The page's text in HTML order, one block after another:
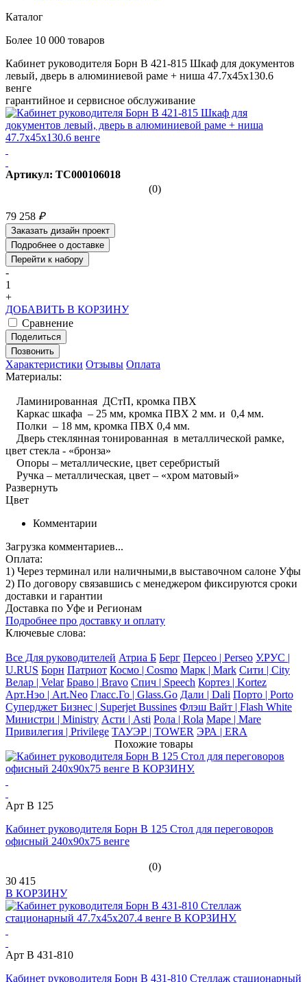
Каталог
Более 10 000 товаров
Кабинет руководителя Борн B 421-815 Шкаф для документов
левый, дверь в алюминиевой раме + ниша 47.7x45x130.6
венге
гарантийное и сервисное обслуживание
Артикул: ТС000106018
(0)
79 258 ₽
Заказать дизайн проект
Подробнее о доставке
Перейти к набору
-
1
+
ДОБАВИТЬ В КОРЗИНУ
Сравнение
Поделиться
Позвонить
Характеристики Отзывы Оплата
Материалы:
Ламинированная ДСтП, кромка ПВХ
Каркас шкафа – 25 мм, кромка ПВХ 2 мм. и 0,4 мм.
Полки – 18 мм, кромка ПВХ 0,4 мм.
Дверь стеклянная тонированная в металлической рамке,
цвет стекла - «бронза»
Опоры – металлические, цвет серебристый
Ручка – металлическая, цвет – «хром матовый»
Развернуть
Цвет
Комментарии
Загрузка комментариев...
Оплата:
1) Через терминал или наличными,в выставочном салоне Уфы
2) По договору связавшись с менеджером фиксируются сроки
доставки и гарантии
Доставка по Уфе и Регионам
Подробнее про доставку и оплату
Ключевые слова:
Все Для руководителей Атриа Б Берг Персео | Perseo У.РУС |
U.RUS Борн Патриот Космо | Cosmo Марк | Mark Сити | City
Велар | Velar Браво | Bravo Спич | Speech Кортез | Kortez
Арт.Нэо | Art.Neo Гласс.Го | Glass.Go Дали | Dali Порто | Porto
Суперджет Бизнес | Superjet Bussines Флэш Вайт | Flash White
Министри | Ministry Асти | Asti Рола | Rola Маре | Mare
Привилегия | Privilege ТАУЭР | TOWER ЭРА | ERA
Похожие товары
Арт В 125
Кабинет руководителя Борн В 125 Стол для переговоров
офисный 240х90х75 венге
(0)
30 415
В КОРЗИНУ
Арт B 431-810
Кабинет руководителя Борн B 431-810 Стеллаж стационарный